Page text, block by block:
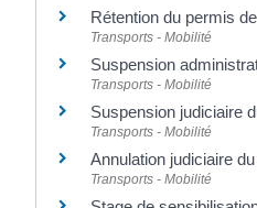
Rétention du permis
Transports - Mobilité
Suspension
Transports - Mobilité
Suspension judiciaire
Transports - Mobilité
Annulation judiciaire
Transports - Mobilité